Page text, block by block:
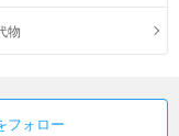
物
フォロー